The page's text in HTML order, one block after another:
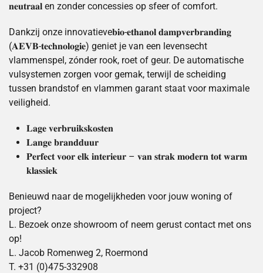
𝐧𝐞𝐮𝐭𝐫𝐚𝐚𝐥 en zonder concessies op sfeer of comfort.
Dankzij onze innovatieve𝐛𝐢𝐨-𝐞𝐭𝐡𝐚𝐧𝐨𝐥 𝐝𝐚𝐦𝐩𝐯𝐞𝐫𝐛𝐫𝐚𝐧𝐝𝐢𝐧𝐠
(𝐀𝐄𝐕𝐁-𝐭𝐞𝐜𝐡𝐧𝐨𝐥𝐨𝐠𝐢𝐞) geniet je van een levensecht
vlammenspel, zónder rook, roet of geur. De automatische
vulsystemen zorgen voor gemak, terwijl de scheiding
tussen brandstof en vlammen garant staat voor maximale
veiligheid.
𝐋𝐚𝐠𝐞 𝐯𝐞𝐫𝐛𝐫𝐮𝐢𝐤𝐬𝐤𝐨𝐬𝐭𝐞𝐧
𝐋𝐚𝐧𝐠𝐞 𝐛𝐫𝐚𝐧𝐝𝐝𝐮𝐮𝐫
𝐏𝐞𝐫𝐟𝐞𝐜𝐭 𝐯𝐨𝐨𝐫 𝐞𝐥𝐤 𝐢𝐧𝐭𝐞𝐫𝐢𝐞𝐮𝐫 – 𝐯𝐚𝐧 𝐬𝐭𝐫𝐚𝐤 𝐦𝐨𝐝𝐞𝐫𝐧 𝐭𝐨𝐭 𝐰𝐚𝐫𝐦
𝐤𝐥𝐚𝐬𝐬𝐢𝐞𝐤
Benieuwd naar de mogelijkheden voor jouw woning of
project?
L. Bezoek onze showroom of neem gerust contact met ons
op!
L. Jacob Romenweg 2, Roermond
T. +31 (0)475-332908